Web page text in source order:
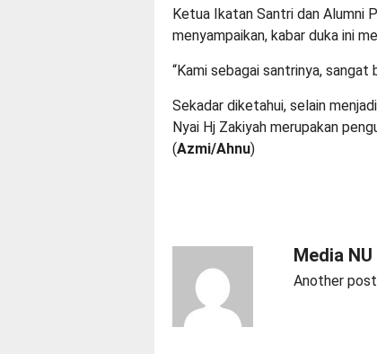
Ketua Ikatan Santri dan Alumni
menyampaikan, kabar duka ini
“Kami sebagai santrinya, sangat
Sekadar diketahui, selain
Nyai Hj Zakiyah merupakan
(Azmi/Ahnu)
Media
Another